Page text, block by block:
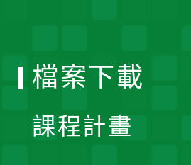
檔案下載
課程計畫